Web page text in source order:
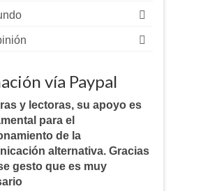
vía Paypal
y lectoras, su apoyo es
para el
de la
alternativa. Gracias
gesto que es muy